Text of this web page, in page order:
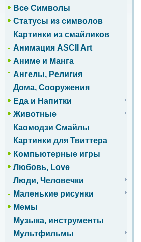
Все Символы
Статусы из символов
Картинки из смайликов
Анимация ASCII Art
Аниме и Манга
Ангелы, Религия
Дома, Сооружения
Еда и Напитки
Животные
Каомодзи Смайлы
Картинки для Твиттера
Компьютерные игры
Любовь, Love
Люди, Человечки
Маленькие рисунки
Мемы
Музыка, инструменты
Мультфильмы